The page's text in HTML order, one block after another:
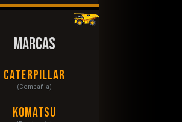
MARCAS
Caterpillar
(Compañia)
Komatsu